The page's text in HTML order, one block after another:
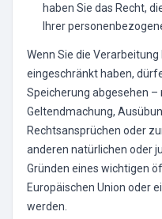
haben Sie das Recht,
Ihrer
Wenn Sie die
eingeschränkt haben,
Speicherung abgesehen
Geltendmachung,
Rechtsansprüchen oder
anderen natürlichen oder
Gründen eines wichtigen
Europäischen Union oder
werden.